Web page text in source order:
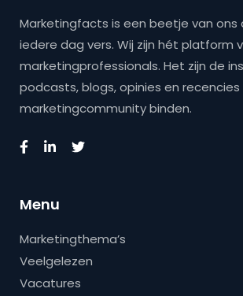
Marketingfacts is een beetje van ons
iedere dag vers. Wij zijn hét platform
marketingprofessionals. Het zijn de
podcasts, blogs, opinies en recencies
marketingcommunity binden.
Menu
Marketingthema’s
Veelgelezen
Vacatures